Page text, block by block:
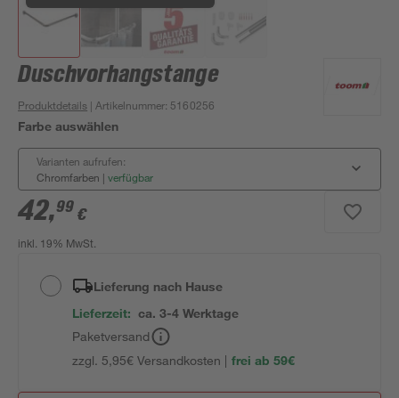
Duschvorhangstange
Produktdetails | Artikelnummer: 5160256
Farbe auswählen
Varianten aufrufen:
Chromfarben | verfügbar
42,99 €
inkl. 19% MwSt.
Lieferung nach Hause
Lieferzeit: ca. 3-4 Werktage
Paketversand
zzgl. 5,95€ Versandkosten | frei ab 59€